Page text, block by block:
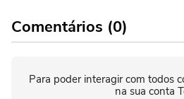
Comentários (0)
Para poder interagir com todos
na sua conta